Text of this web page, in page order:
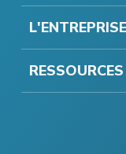
L'ENTREPRISE
RESSOURCES